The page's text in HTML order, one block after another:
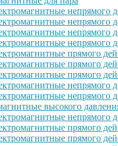
непрямого
непрямого
непрямого
непрямого
прямого
прямого
прямого
непрямого
непрямого
высокого
непрямого
прямого
прямого